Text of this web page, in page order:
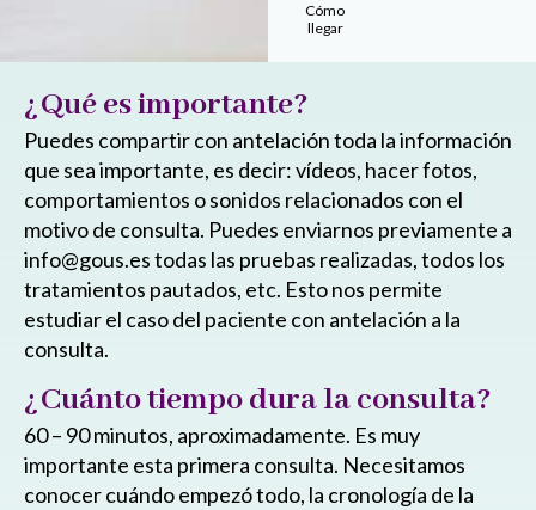
Cómo
llegar
¿Qué es importante?
Puedes compartir con antelación toda la información
que sea importante, es decir: vídeos, hacer fotos,
comportamientos o sonidos relacionados con el
motivo de consulta. Puedes enviarnos previamente a
info@gous.es todas las pruebas realizadas, todos los
tratamientos pautados, etc. Esto nos permite
estudiar el caso del paciente con antelación a la
consulta.
¿Cuánto tiempo dura la consulta?
60 – 90 minutos, aproximadamente. Es muy
importante esta primera consulta. Necesitamos
conocer cuándo empezó todo, la cronología de la